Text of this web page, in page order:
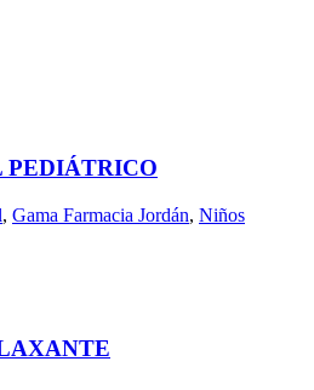
PEDIÁTRICO
, Gama Farmacia Jordán, Niños